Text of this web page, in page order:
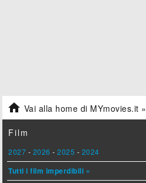
 Vai alla home di MYmovies.it »
Film
2027 - 2026 -2025 - 2024
Tutti i film imperdibili »